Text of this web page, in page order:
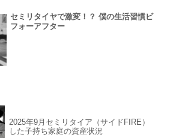
セミリタイヤで激変！？ 僕の生活習慣ビ
フォーアフター
2025年9月セミリタイア（サイドFIRE）
した子持ち家庭の資産状況